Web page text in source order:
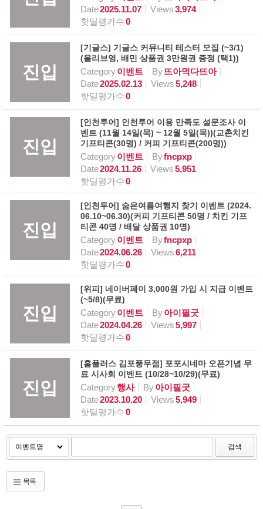
Date2025.11.07 Views3,974
핫딜평가수0
진입
[기글스] 기글스 커뮤니티 테스터 모집 (~3/1)
(올리브영, 배민 상품권 3만원권 증정 (택1))
Category이벤트 By뜨아먹다뜨아
Date2025.02.13 Views5,248
핫딜평가수0
진입
[인천투어] 인천투어 이용 만족도 설문조사 이
벤트 (11월 14일(목) ~ 12월 5일(목))(교촌치킨
기프티콘(30명) / 커피 기프티콘(200명))
Category이벤트 Byfncpxp
Date2024.11.26 Views5,951
핫딜평가수0
진입
[인천투어] 숨은여름여행지 찾기 이벤트 (2024.
06.10~06.30)(커피 기프티콘 50명 / 치킨 기프
티콘 40명 / 배달 상품권 10명)
Category이벤트 Byfncpxp
Date2024.06.26 Views6,211
핫딜평가수0
진입
[위피] 네이버페이 3,000원 가입 시 지급 이벤트
(~5/8)(무료)
Category이벤트 By아이필굿
Date2024.04.26 Views5,997
핫딜평가수0
진입
[홈플러스 김포풍무점] 포포시네마 오픈기념 무
료 시사회 이벤트 (10/28~10/29)(무료)
Category행사 By아이필굿
Date2023.10.20 Views5,949
핫딜평가수0
검색
목록